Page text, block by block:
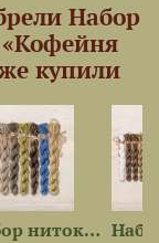
Набор
купили
Набор ниток OwlForest для...